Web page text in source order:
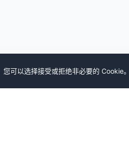
可以选择接受或拒绝非必要的 Cookie。